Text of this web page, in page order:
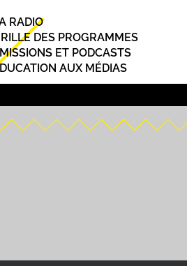
RADIO
DES PROGRAMMES
ET PODCASTS
AUX MÉDIAS